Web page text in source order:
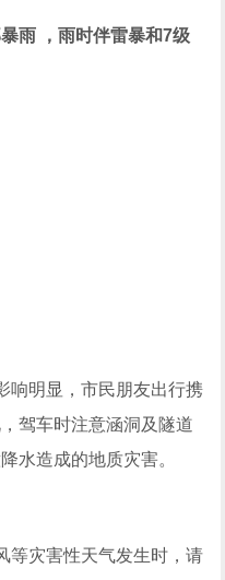
雨 ，雨时伴雷暴和7级
响明显 ，市民朋友出行携
驾车时注意涵洞及隧道
水造成的地质灾害。
等灾害性天气发生时，请